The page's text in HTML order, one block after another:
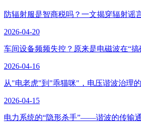
防辐射服是智商税吗？一文揭穿辐射谣
2026-04-20
车间设备频频失控？原来是电磁波在“搞
2026-04-16
从"电老虎"到"乖猫咪"，电压谐波治理
2026-04-15
电力系统的“隐形杀手”——谐波的传输